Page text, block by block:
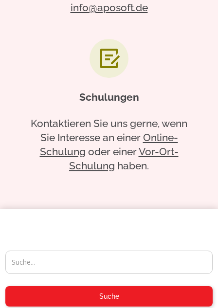
info@aposoft.de
Schulungen
Kontaktieren Sie uns gerne, wenn
Sie Interesse an einer Online-
Schulung oder einerVor-Ort-
Schulung haben.
Suche
04954-30 59-116